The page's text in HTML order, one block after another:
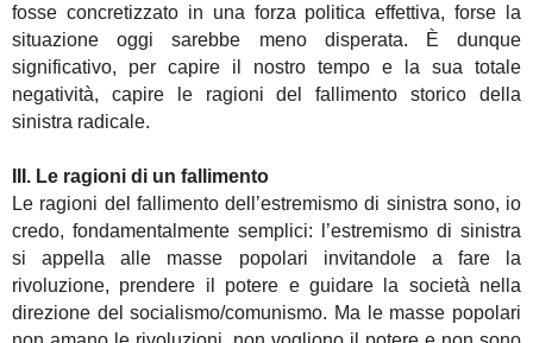
fosse concretizzato in una forza politica effettiva, forse la
situazione oggi sarebbe meno disperata. È dunque
significativo, per capire il nostro tempo e la sua totale
negatività, capire le ragioni del fallimento storico della
sinistra radicale.
III. Le ragioni di un fallimento
Le ragioni del fallimento dell’estremismo di sinistra sono, io
credo, fondamentalmente semplici: l’estremismo di sinistra
si appella alle masse popolari invitandole a fare la
rivoluzione, prendere il potere e guidare la società nella
direzione del socialismo/comunismo. Ma le masse popolari